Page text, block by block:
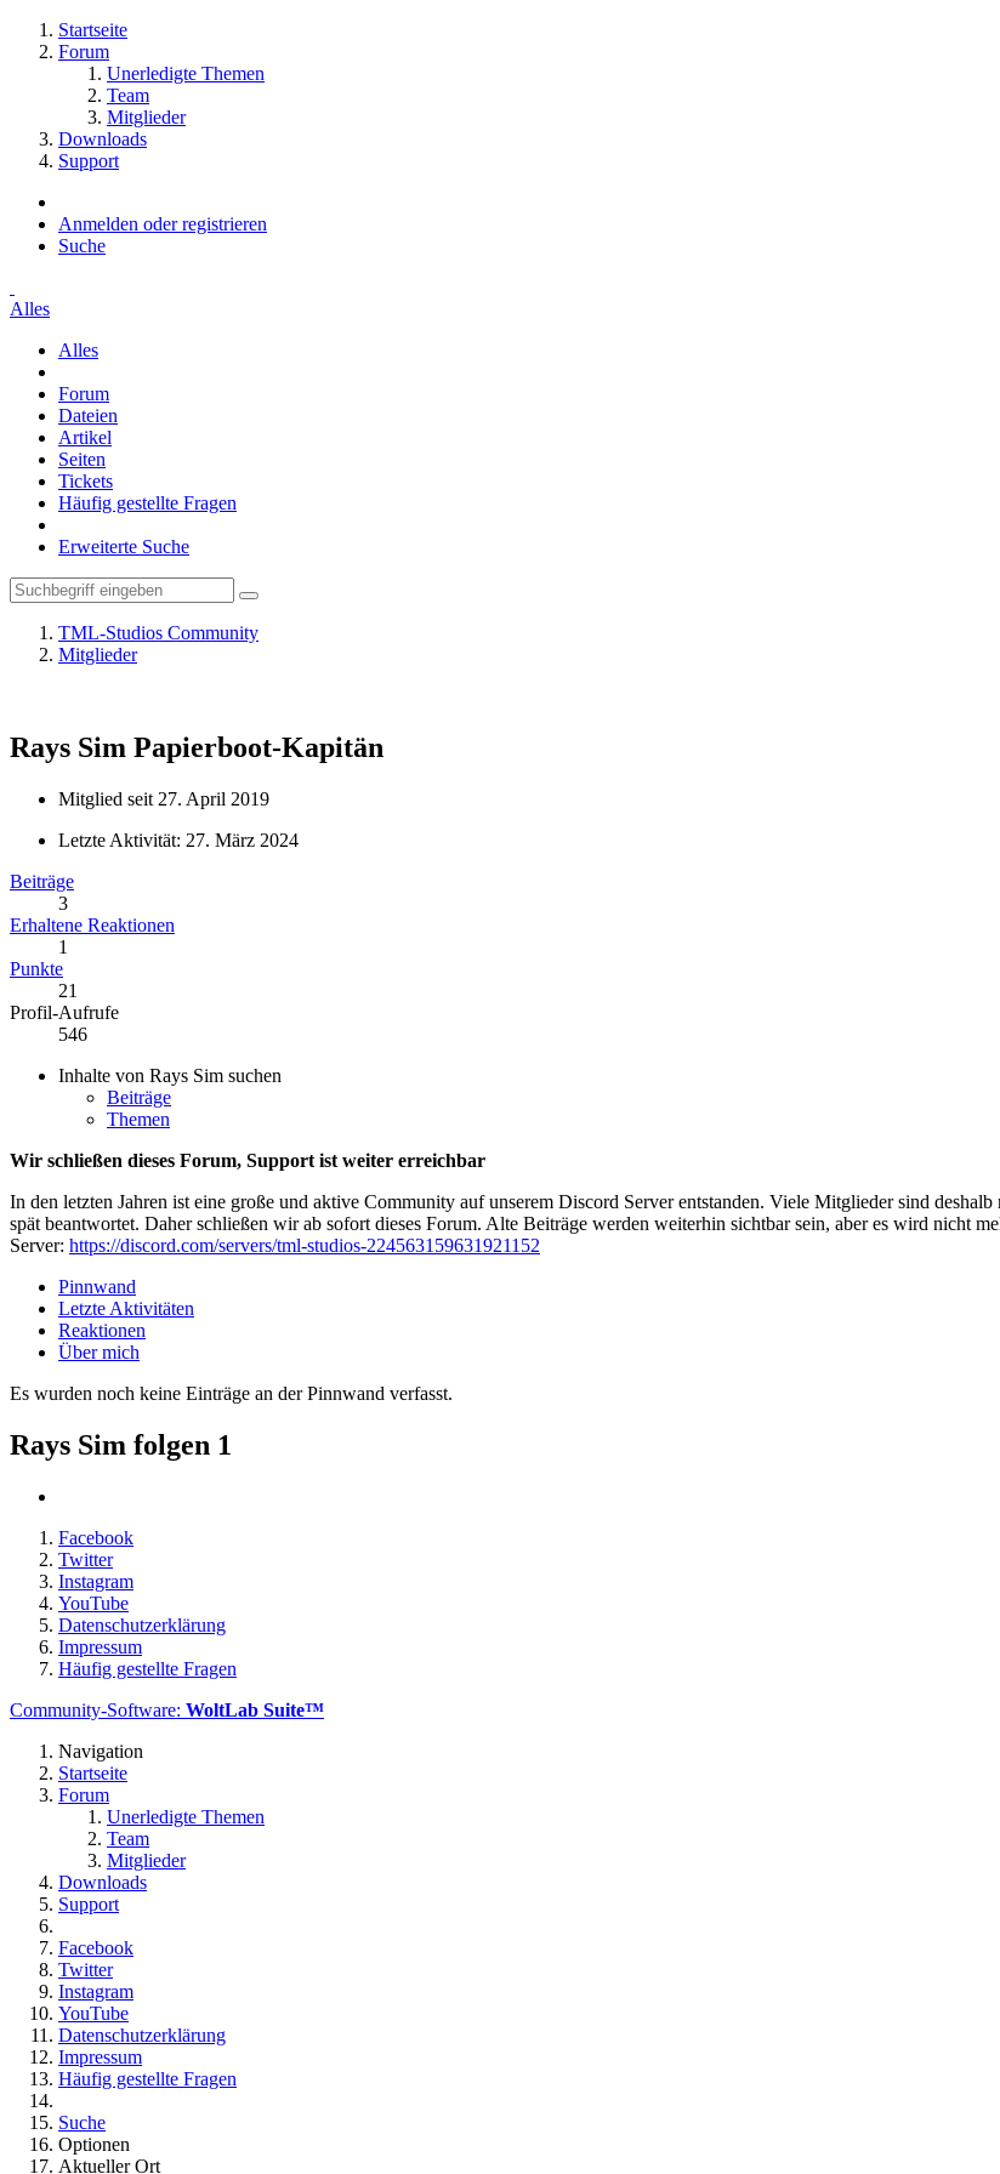
Startseite
Forum
Unerledigte Themen
Team
Mitglieder
Downloads
Support
Anmelden oder registrieren
Suche
Alles
Alles
Forum
Dateien
Artikel
Seiten
Tickets
Häufig gestellte Fragen
Erweiterte Suche
TML-Studios Community
Mitglieder
Rays Sim Papierboot-Kapitän
Mitglied seit 27. April 2019
Letzte Aktivität: 27. März 2024
Beiträge
3
Erhaltene Reaktionen
1
Punkte
21
Profil-Aufrufe
546
Inhalte von Rays Sim suchen
Beiträge
Themen
Wir schließen dieses Forum, Support ist weiter erreichbar
In den letzten Jahren ist eine große und aktive Community auf unserem Discord Server entstanden. Viele Mitglieder sind
spät beantwortet. Daher schließen wir ab sofort dieses Forum. Alte Beiträge werden weiterhin sichtbar sein, aber es wird nicht
Server: https://discord.com/servers/tml-studios-224563159631921152
Pinnwand
Letzte Aktivitäten
Reaktionen
Über mich
Es wurden noch keine Einträge an der Pinnwand verfasst.
Rays Sim folgen 1
Facebook
Twitter
Instagram
YouTube
Datenschutzerklärung
Impressum
Häufig gestellte Fragen
Community-Software: WoltLab Suite™
Navigation
Startseite
Forum
Unerledigte Themen
Team
Mitglieder
Downloads
Support
Facebook
Twitter
Instagram
YouTube
Datenschutzerklärung
Impressum
Häufig gestellte Fragen
Suche
Optionen
Aktueller Ort